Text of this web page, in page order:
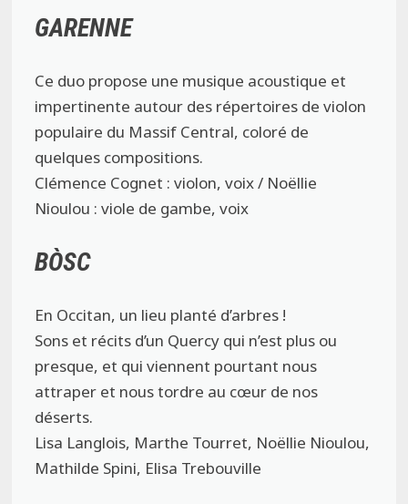
GARENNE
Ce duo propose une musique acoustique et
impertinente autour des répertoires de violon
populaire du Massif Central, coloré de
quelques compositions.
Clémence Cognet : violon, voix / Noëllie
Nioulou : viole de gambe, voix
BÒSC
En Occitan, un lieu planté d’arbres !
Sons et récits d’un Quercy qui n’est plus ou
presque, et qui viennent pourtant nous
attraper et nous tordre au cœur de nos
déserts.
Lisa Langlois, Marthe Tourret, Noëllie Nioulou,
Mathilde Spini, Elisa Trebouville